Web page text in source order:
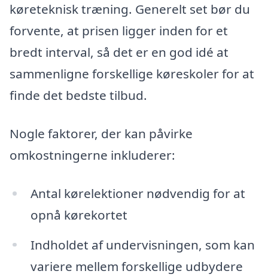
køreteknisk træning. Generelt set bør du
forvente, at prisen ligger inden for et
bredt interval, så det er en god idé at
sammenligne forskellige køreskoler for at
finde det bedste tilbud.
Nogle faktorer, der kan påvirke
omkostningerne inkluderer:
Antal kørelektioner nødvendig for at
opnå kørekortet
Indholdet af undervisningen, som kan
variere mellem forskellige udbydere